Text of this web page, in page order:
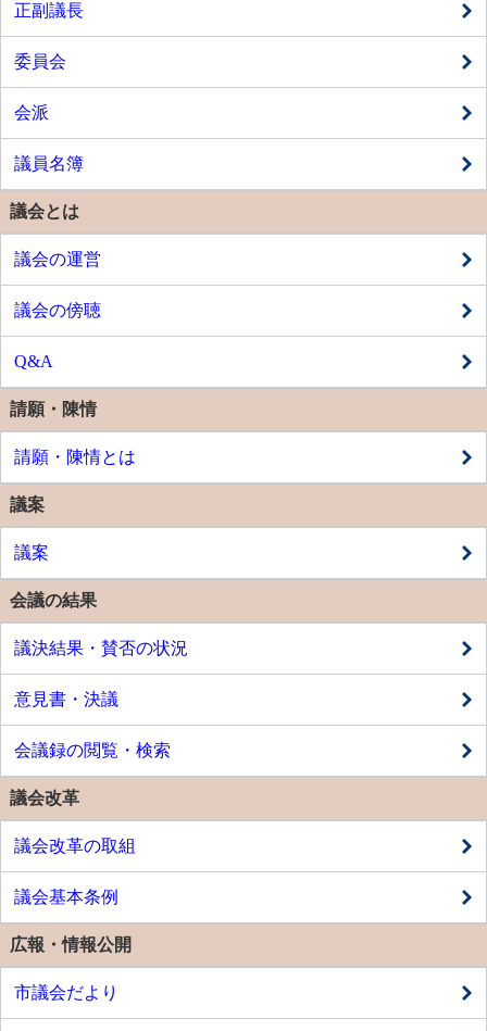
正副議長
委員会
会派
議員名簿
議会とは
議会の運営
議会の傍聴
Q&A
請願・陳情
請願・陳情とは
議案
議案
会議の結果
議決結果・賛否の状況
意見書・決議
会議録の閲覧・検索
議会改革
議会改革の取組
議会基本条例
広報・情報公開
市議会だより